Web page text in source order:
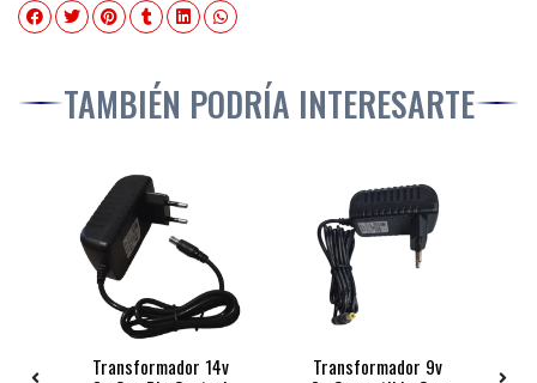
TAMBIÉN PODRÍA INTERESARTE
Transformador 14v
Transformador 9v